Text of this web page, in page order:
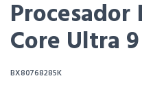
Procesador
Core Ultra
BX80768285K